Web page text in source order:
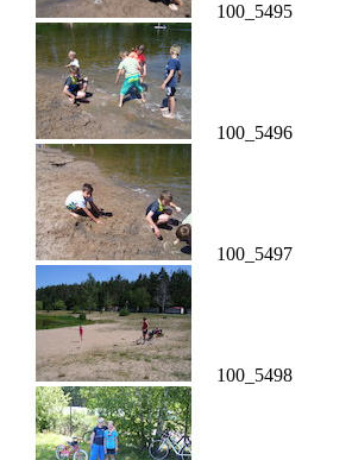
100_5495
100_5496
100_5497
100_5498